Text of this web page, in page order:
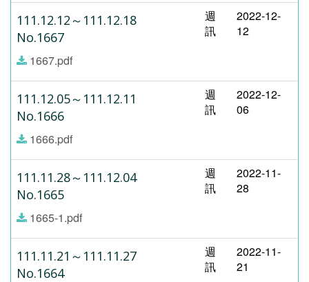
111.12.12～111.12.18
No.1667
1667.pdf
週
訊
2022-12-
12
111.12.05～111.12.11
No.1666
1666.pdf
週
訊
2022-12-
06
111.11.28～111.12.04
No.1665
1665-1.pdf
週
訊
2022-11-
28
111.11.21～111.11.27
No.1664
週
訊
2022-11-
21